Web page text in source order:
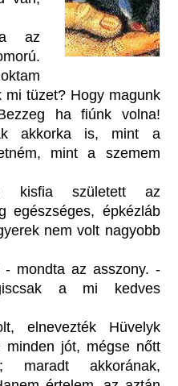
az
tüzet? Hogy magunk
ha fiúnk volna!
akkorka is, mint a
mint a szemem
kisfia született az
egészséges, épkézláb
nem volt nagyobb
mondta az asszony. -
a mi kedves
elnevezték Hüvelyk
minden jót, mégse nőtt
maradt akkorának,